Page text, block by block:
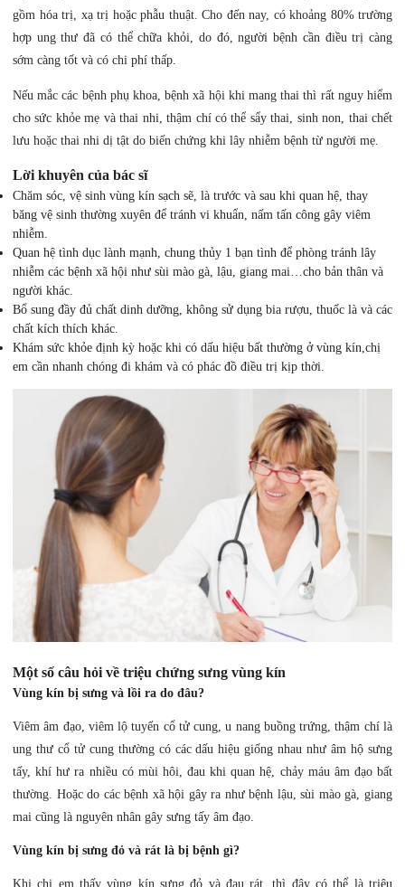
gồm hóa trị, xạ trị hoặc phẫu thuật. Cho đến nay, có khoảng 80% trường
hợp ung thư đã có thể chữa khỏi, do đó, người bệnh cần điều trị càng
sớm càng tốt và có chi phí thấp.
Nếu mắc các bệnh phụ khoa, bệnh xã hội khi mang thai thì rất nguy hiểm
cho sức khỏe mẹ và thai nhi, thậm chí có thể sẩy thai, sinh non, thai chết
lưu hoặc thai nhi dị tật do biến chứng khi lây nhiễm bệnh từ người mẹ.
Lời khuyên của bác sĩ
Chăm sóc, vệ sinh vùng kín sạch sẽ, là trước và sau khi quan hệ, thay
băng vệ sinh thường xuyên để tránh vi khuẩn, nấm tấn công gây viêm
nhiễm.
Quan hệ tình dục lành mạnh, chung thủy 1 bạn tình để phòng tránh lây
nhiễm các bệnh xã hội như sùi mào gà, lậu, giang mai…cho bản thân và
người khác.
Bổ sung đầy đủ chất dinh dưỡng, không sử dụng bia rượu, thuốc là và các
chất kích thích khác.
Khám sức khỏe định kỳ hoặc khi có dấu hiệu bất thường ở vùng kín,chị
em cần nhanh chóng đi khám và có phác đồ điều trị kịp thời.
Một số câu hỏi về triệu chứng sưng vùng kín
Vùng kín bị sưng và lồi ra do đâu?
Viêm âm đạo, viêm lộ tuyến cổ tử cung, u nang buồng trứng, thậm chí là
ung thư cổ tử cung thường có các dấu hiệu giống nhau như âm hộ sưng
tấy, khí hư ra nhiều có mùi hôi, đau khi quan hệ, chảy máu âm đạo bất
thường. Hoặc do các bệnh xã hội gây ra như bệnh lậu, sùi mào gà, giang
mai cũng là nguyên nhân gây sưng tấy âm đạo.
Vùng kín bị sưng đỏ và rát là bị bệnh gì?
Khi chị em thấy vùng kín sưng đỏ và đau rát, thì đây có thể là triệu